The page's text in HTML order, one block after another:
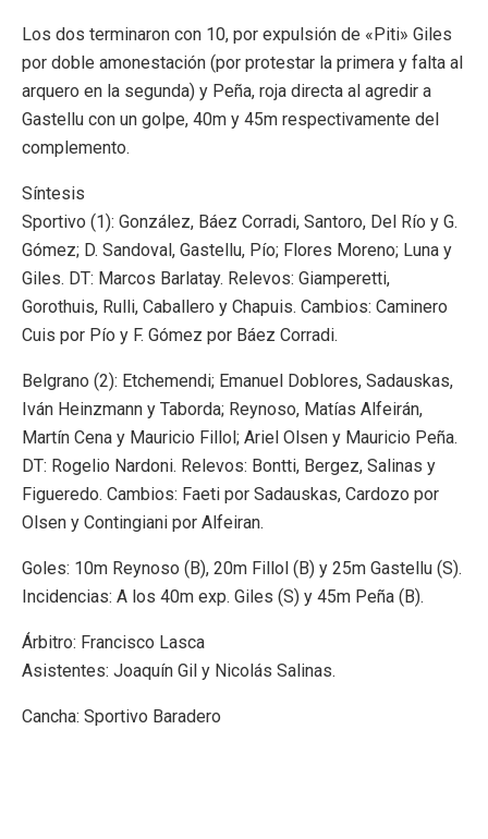
Los dos terminaron con 10, por expulsión de «Piti» Giles
por doble amonestación (por protestar la primera y falta al
arquero en la segunda) y Peña, roja directa al agredir a
Gastellu con un golpe, 40m y 45m respectivamente del
complemento.
Síntesis
Sportivo (1): González, Báez Corradi, Santoro, Del Río y G.
Gómez; D. Sandoval, Gastellu, Pío; Flores Moreno; Luna y
Giles. DT: Marcos Barlatay. Relevos: Giamperetti,
Gorothuis, Rulli, Caballero y Chapuis. Cambios: Caminero
Cuis por Pío y F. Gómez por Báez Corradi.
Belgrano (2): Etchemendi; Emanuel Doblores, Sadauskas,
Iván Heinzmann y Taborda; Reynoso, Matías Alfeirán,
Martín Cena y Mauricio Fillol; Ariel Olsen y Mauricio Peña.
DT: Rogelio Nardoni. Relevos: Bontti, Bergez, Salinas y
Figueredo. Cambios: Faeti por Sadauskas, Cardozo por
Olsen y Contingiani por Alfeiran.
Goles: 10m Reynoso (B), 20m Fillol (B) y 25m Gastellu (S).
Incidencias: A los 40m exp. Giles (S) y 45m Peña (B).
Árbitro: Francisco Lasca
Asistentes: Joaquín Gil y Nicolás Salinas.
Cancha: Sportivo Baradero